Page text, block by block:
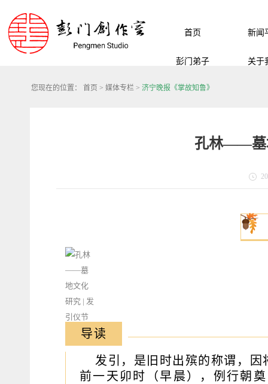
首页 新闻
彭门弟子 关于
您现在的位置： 首页 > 媒体专栏 > 济宁晚报《掌故知鲁》
孔林——墓
导读
发引，是旧时出殡的称谓，
前一天卯时（早晨），例行朝